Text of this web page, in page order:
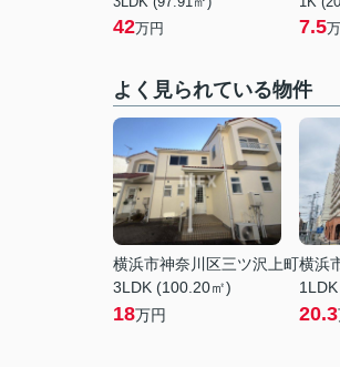
42万円 7.5
よく見られている物件
横浜市神奈川区三ツ沢上町
3LDK (100.20㎡)
18万円
横浜
20.3